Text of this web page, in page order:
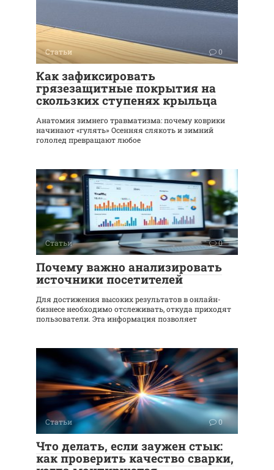
Статьи 0
Как зафиксировать
грязезащитные покрытия на
скользких ступенях крыльца
Анатомия зимнего травматизма: почему коврики
начинают «гулять» Осенняя слякоть и зимний
гололед превращают любое
Статьи 0
Почему важно анализировать
источники посетителей
Для достижения высоких результатов в онлайн-
бизнесе необходимо отслеживать, откуда приходят
пользователи. Эта информация позволяет
Статьи 0
Что делать, если заужен стык:
как проверить качество сварки,